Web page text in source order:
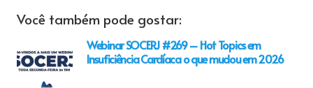
Você também pode gostar:
Webinar SOCERJ #269 – Hot Topics em
Insuficiência Cardíaca o que mudou em 2026